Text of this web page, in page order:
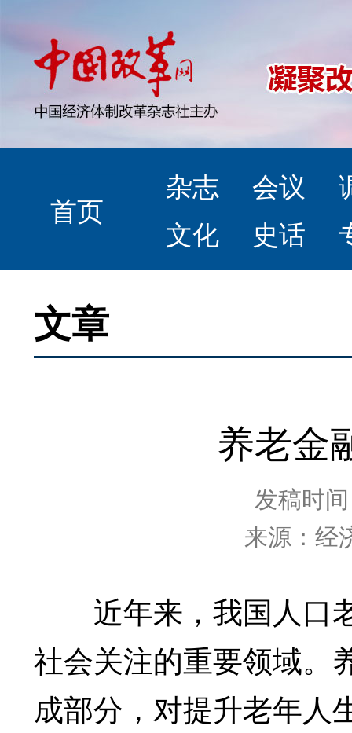
首页
杂志 会议
文化
史话
文章
养老金
发稿时
来源：经
近年来，我国人口
社会关注的重要领域。
成部分，对提升老年人